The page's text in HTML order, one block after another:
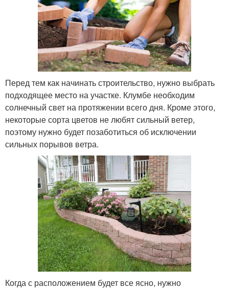
Перед тем как начинать строительство, нужно выбрать
подходящее место на участке. Клумбе необходим
солнечный свет на протяжении всего дня. Кроме этого,
некоторые сорта цветов не любят сильный ветер,
поэтому нужно будет позаботиться об исключении
сильных порывов ветра.
Когда с расположением будет все ясно, нужно